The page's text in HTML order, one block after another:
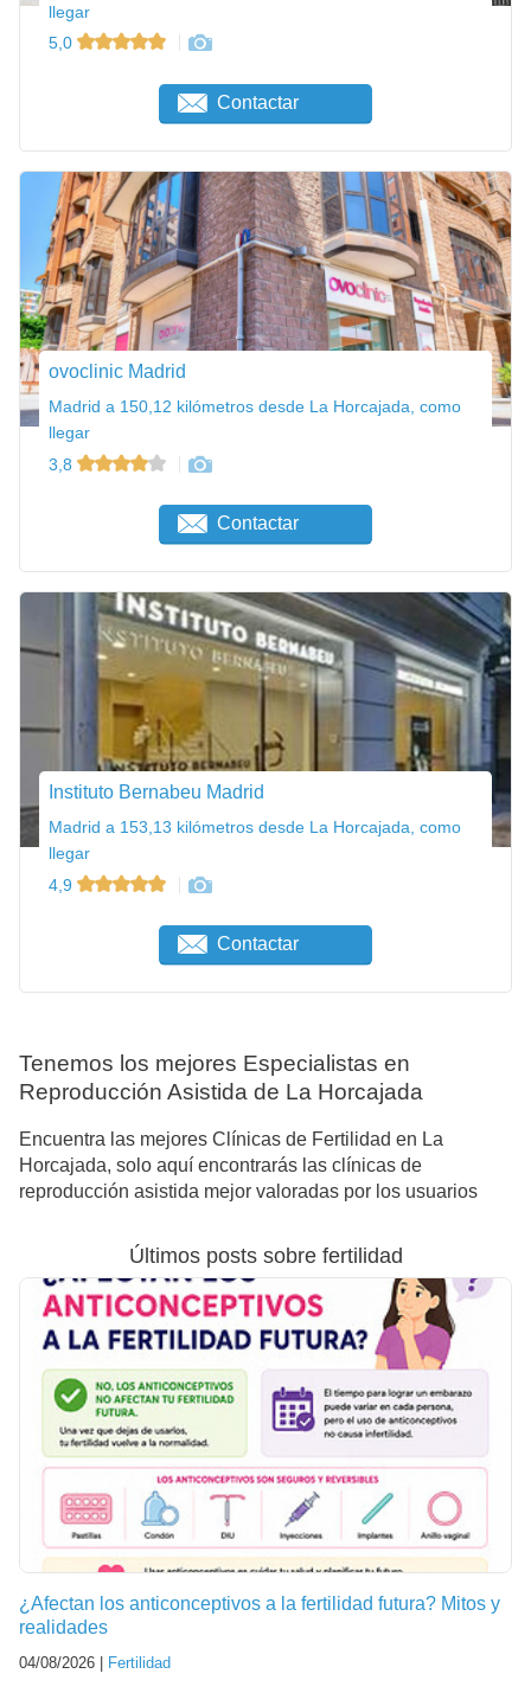
llegar
5,0
Contactar
ovoclinic Madrid
Madrid a 150,12 kilómetros desde La Horcajada, como
llegar
3,8
Contactar
Instituto Bernabeu Madrid
Madrid a 153,13 kilómetros desde La Horcajada, como
llegar
4,9
Contactar
Tenemos los mejores Especialistas en
Reproducción Asistida de La Horcajada
Encuentra las mejores Clínicas de Fertilidad en La
Horcajada, solo aquí encontrarás las clínicas de
reproducción asistida mejor valoradas por los usuarios
Últimos posts sobre fertilidad
¿Afectan los anticonceptivos a la fertilidad futura? Mitos y
realidades
04/08/2026 | Fertilidad